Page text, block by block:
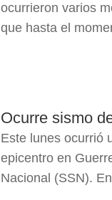
ocurrieron varios
que hasta el
Ocurre sismo
Este lunes ocurrió
epicentro en
Nacional (SSN).